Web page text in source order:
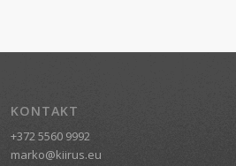
KONTAKT
+372 5560 9992
marko@kiirus.eu